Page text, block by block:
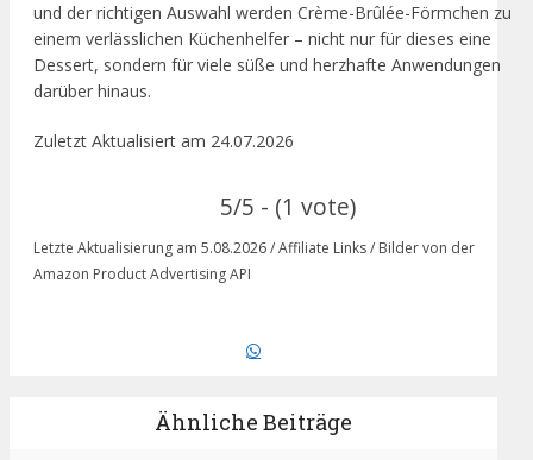
und der richtigen Auswahl werden Crème-Brûlée-Förmchen zu
einem verlässlichen Küchenhelfer – nicht nur für dieses eine
Dessert, sondern für viele süße und herzhafte Anwendungen
darüber hinaus.
Zuletzt Aktualisiert am 24.07.2026
5/5 - (1 vote)
Letzte Aktualisierung am 5.08.2026 / Affiliate Links / Bilder von der
Amazon Product Advertising API
Ähnliche Beiträge